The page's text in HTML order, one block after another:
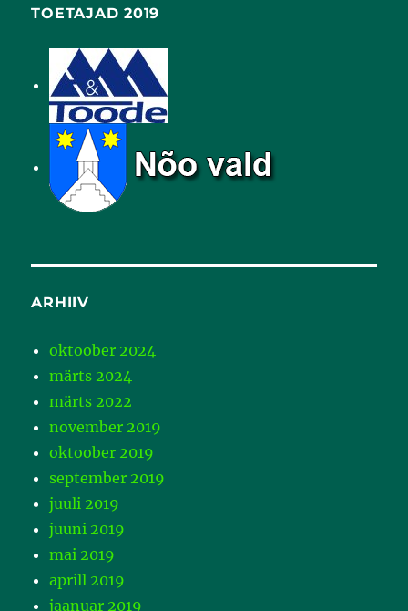
TOETAJAD 2019
ARHIIV
oktoober 2024
märts 2024
märts 2022
november 2019
oktoober 2019
september 2019
juuli 2019
juuni 2019
mai 2019
aprill 2019
jaanuar 2019